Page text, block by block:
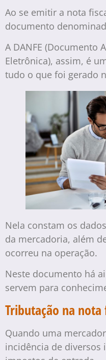
Ao se emitir a nota
documento
A DANFE (Documento
Eletrônica), assim, é
tudo o que foi gerado
Nela constam os
da mercadoria, além
ocorreu na operação.
Neste documento há
servem para
Tributação na
Quando uma
incidência de diversos